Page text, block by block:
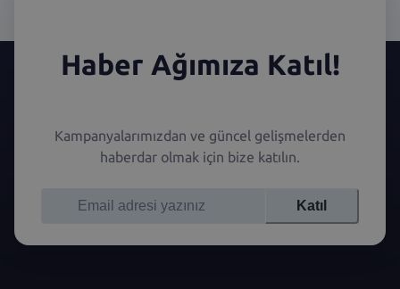
Haber Ağımıza Katıl!
Kampanyalarımızdan ve güncel gelişmelerden
haberdar olmak için bize katılın.
Katıl